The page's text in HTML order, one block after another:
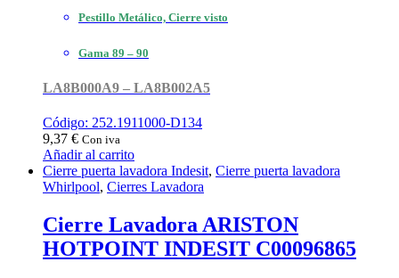
Pestillo Metálico, Cierre visto
Gama 89 – 90
LA8B000A9 – LA8B002A5
Código: 252.1911000-D134
9,37 € Con iva
Añadir al carrito
Cierre puerta lavadora Indesit, Cierre puerta lavadora
Whirlpool, Cierres Lavadora
Cierre Lavadora ARISTON
HOTPOINT INDESIT C00096865